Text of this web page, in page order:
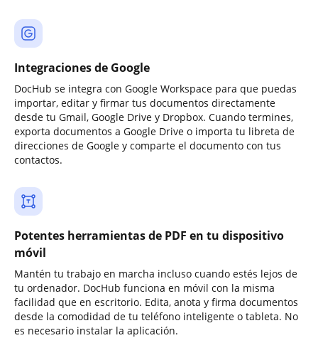
Integraciones de Google
DocHub se integra con Google Workspace para que puedas
importar, editar y firmar tus documentos directamente
desde tu Gmail, Google Drive y Dropbox. Cuando termines,
exporta documentos a Google Drive o importa tu libreta de
direcciones de Google y comparte el documento con tus
contactos.
Potentes herramientas de PDF en tu dispositivo
móvil
Mantén tu trabajo en marcha incluso cuando estés lejos de
tu ordenador. DocHub funciona en móvil con la misma
facilidad que en escritorio. Edita, anota y firma documentos
desde la comodidad de tu teléfono inteligente o tableta. No
es necesario instalar la aplicación.